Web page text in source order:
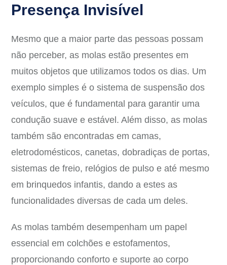
Presença Invisível
Mesmo que a maior parte das pessoas possam
não perceber, as molas estão presentes em
muitos objetos que utilizamos todos os dias. Um
exemplo simples é o sistema de suspensão dos
veículos, que é fundamental para garantir uma
condução suave e estável. Além disso, as molas
também são encontradas em camas,
eletrodomésticos, canetas, dobradiças de portas,
sistemas de freio, relógios de pulso e até mesmo
em brinquedos infantis, dando a estes as
funcionalidades diversas de cada um deles.
As molas também desempenham um papel
essencial em colchões e estofamentos,
proporcionando conforto e suporte ao corpo